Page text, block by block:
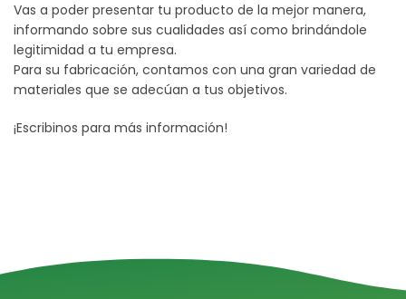
Vas a poder presentar tu producto de la mejor manera,
informando sobre sus cualidades así como brindándole
legitimidad a tu empresa.
Para su fabricación, contamos con una gran variedad de
materiales que se adecúan a tus objetivos.
¡Escribinos para más información!